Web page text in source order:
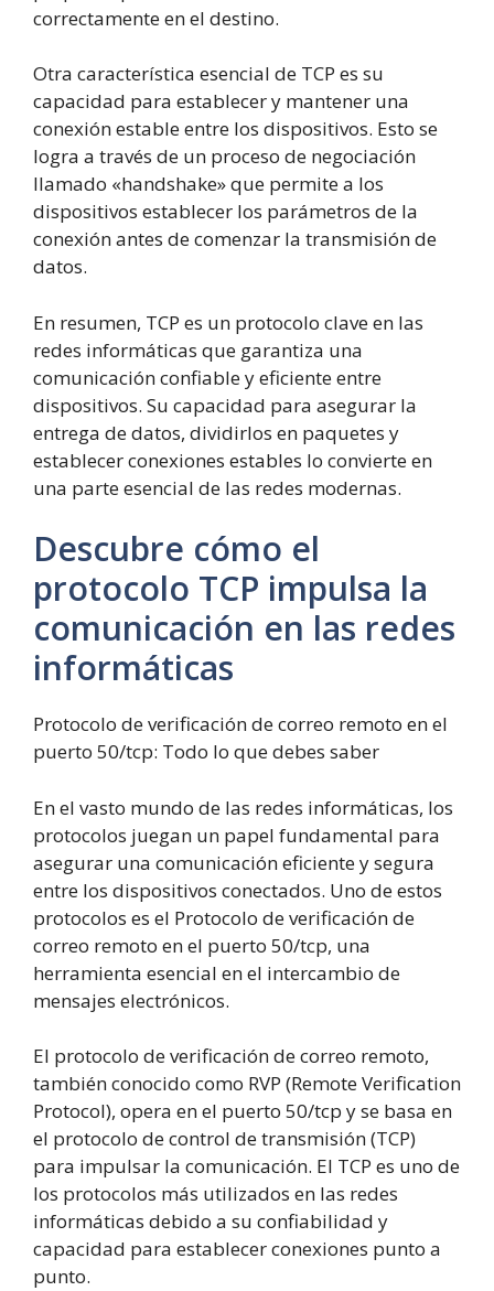
correctamente en el destino.
Otra característica esencial de TCP es su
capacidad para establecer y mantener una
conexión estable entre los dispositivos. Esto se
logra a través de un proceso de negociación
llamado «handshake» que permite a los
dispositivos establecer los parámetros de la
conexión antes de comenzar la transmisión de
datos.
En resumen, TCP es un protocolo clave en las
redes informáticas que garantiza una
comunicación confiable y eficiente entre
dispositivos. Su capacidad para asegurar la
entrega de datos, dividirlos en paquetes y
establecer conexiones estables lo convierte en
una parte esencial de las redes modernas.
Descubre cómo el
protocolo TCP impulsa la
comunicación en las redes
informáticas
Protocolo de verificación de correo remoto en el
puerto 50/tcp: Todo lo que debes saber
En el vasto mundo de las redes informáticas, los
protocolos juegan un papel fundamental para
asegurar una comunicación eficiente y segura
entre los dispositivos conectados. Uno de estos
protocolos es el Protocolo de verificación de
correo remoto en el puerto 50/tcp, una
herramienta esencial en el intercambio de
mensajes electrónicos.
El protocolo de verificación de correo remoto,
también conocido como RVP (Remote Verification
Protocol), opera en el puerto 50/tcp y se basa en
el protocolo de control de transmisión (TCP)
para impulsar la comunicación. El TCP es uno de
los protocolos más utilizados en las redes
informáticas debido a su confiabilidad y
capacidad para establecer conexiones punto a
punto.